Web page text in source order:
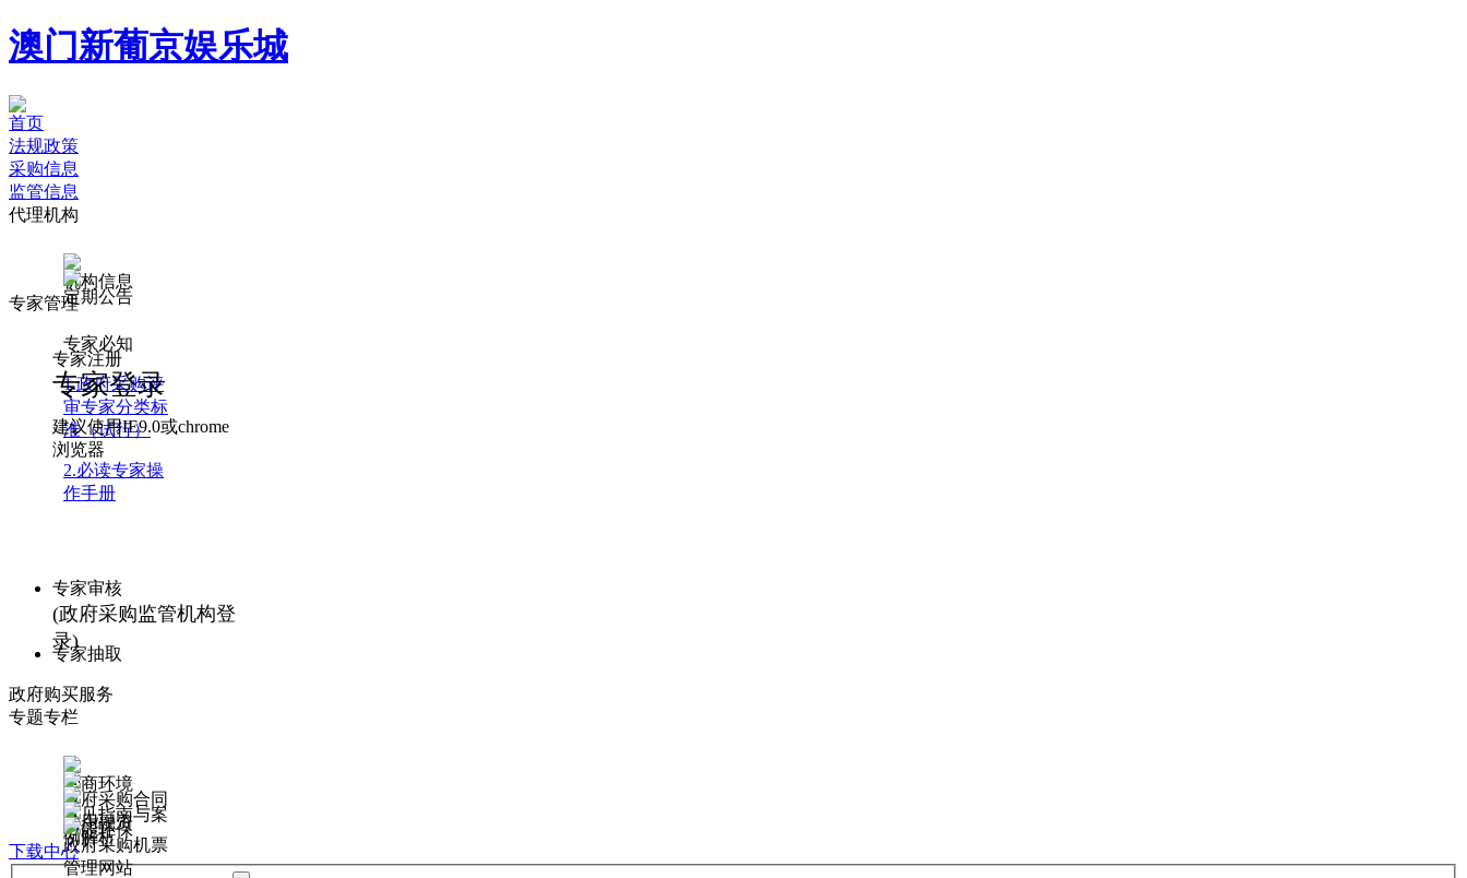
澳门新葡京娱乐城
首页
法规政策
采购信息
监管信息
代理机构
机构信息
定期公告
专家管理
专家必知
1.政府采购评
审专家分类标
准（试行）
2.必读专家操
作手册
专家注册
专家登录
建议使用IE9.0或chrome
浏览器
专家审核
(政府采购监管机构登
录)
专家抽取
政府购买服务
专题专栏
营商环境
政府采购合同
信用融资
意见指南与案
例解析
节能环保
政府采购机票
管理网站
下载中心